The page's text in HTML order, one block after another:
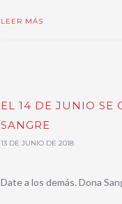
LEER MÁS
EL 14 DE JUNIO SE
SANGRE
13 DE JUNIO DE 2018
Date a los demás. Dona